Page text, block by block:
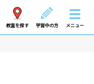
教室を探す 学習中の方 メニュー